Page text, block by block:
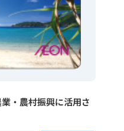
・農村振興に活用さ